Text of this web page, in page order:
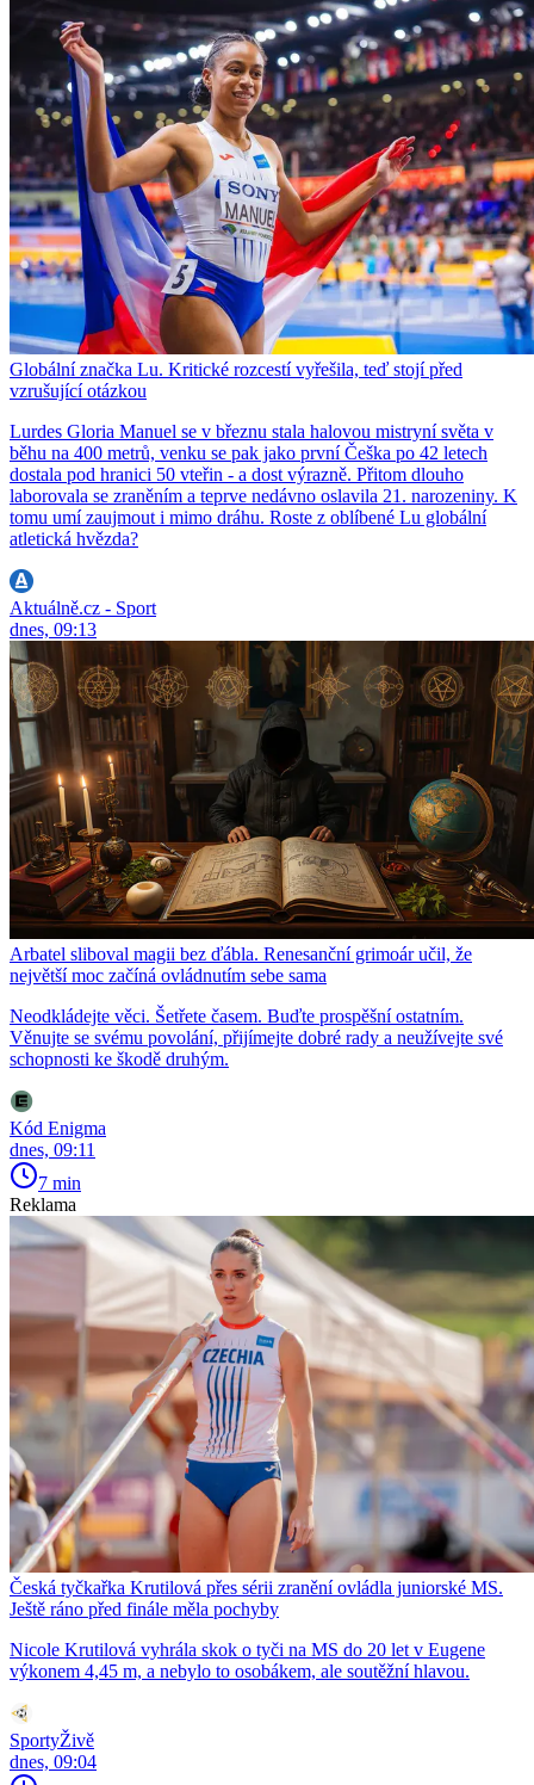
Globální značka Lu. Kritické rozcestí vyřešila, teď stojí před
vzrušující otázkou
Lurdes Gloria Manuel se v březnu stala halovou mistryní světa v
běhu na 400 metrů, venku se pak jako první Češka po 42 letech
dostala pod hranici 50 vteřin - a dost výrazně. Přitom dlouho
laborovala se zraněním a teprve nedávno oslavila 21. narozeniny. K
tomu umí zaujmout i mimo dráhu. Roste z oblíbené Lu globální
atletická hvězda?
Aktuálně.cz - Sport
dnes, 09:13
Arbatel sliboval magii bez ďábla. Renesanční grimoár učil, že
největší moc začíná ovládnutím sebe sama
Neodkládejte věci. Šetřete časem. Buďte prospěšní ostatním.
Věnujte se svému povolání, přijímejte dobré rady a neužívejte své
schopnosti ke škodě druhým.
Kód Enigma
dnes, 09:11
7 min
Reklama
Česká tyčkařka Krutilová přes sérii zranění ovládla juniorské MS.
Ještě ráno před finále měla pochyby
Nicole Krutilová vyhrála skok o tyči na MS do 20 let v Eugene
výkonem 4,45 m, a nebylo to osobákem, ale soutěžní hlavou.
SportyŽivě
dnes, 09:04